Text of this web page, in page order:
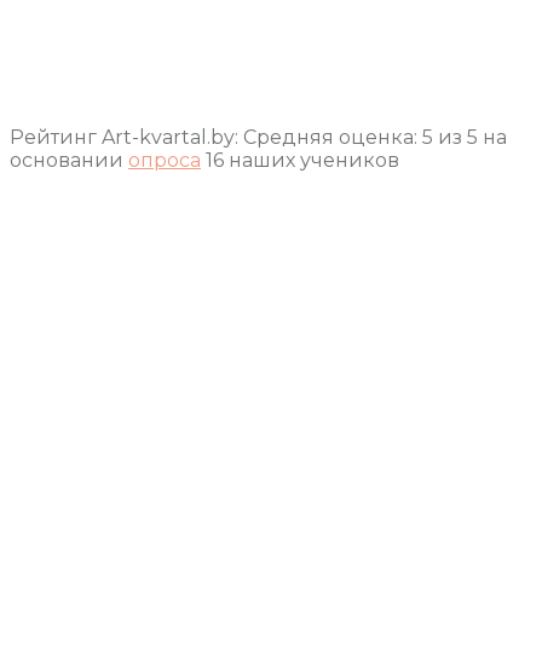
Рейтинг Art-kvartal.by: Средняя оценка: 5 из 5 на
основании опроса 16 наших учеников